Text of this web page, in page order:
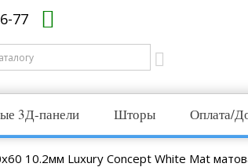
77
3Д-панели Шторы Оплата/
10.2мм Luxury Concept White Mat